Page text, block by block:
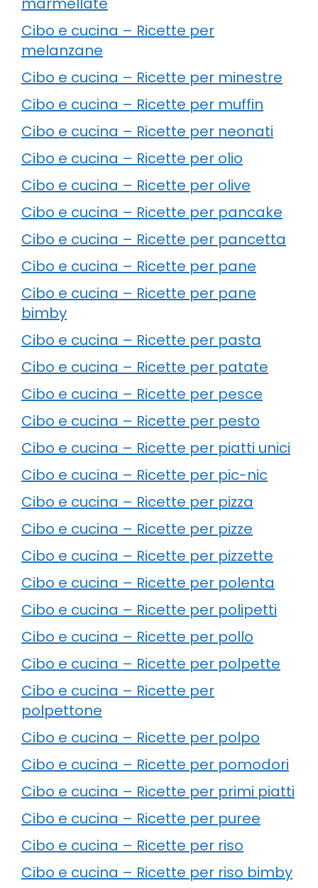
Cibo e cucina – Ricette per
melanzane
Cibo e cucina – Ricette per minestre
Cibo e cucina – Ricette per muffin
Cibo e cucina – Ricette per neonati
Cibo e cucina – Ricette per olio
Cibo e cucina – Ricette per olive
Cibo e cucina – Ricette per pancake
Cibo e cucina – Ricette per pancetta
Cibo e cucina – Ricette per pane
Cibo e cucina – Ricette per pane
bimby
Cibo e cucina – Ricette per pasta
Cibo e cucina – Ricette per patate
Cibo e cucina – Ricette per pesce
Cibo e cucina – Ricette per pesto
Cibo e cucina – Ricette per piatti unici
Cibo e cucina – Ricette per pic-nic
Cibo e cucina – Ricette per pizza
Cibo e cucina – Ricette per pizze
Cibo e cucina – Ricette per pizzette
Cibo e cucina – Ricette per polenta
Cibo e cucina – Ricette per polipetti
Cibo e cucina – Ricette per pollo
Cibo e cucina – Ricette per polpette
Cibo e cucina – Ricette per
polpettone
Cibo e cucina – Ricette per polpo
Cibo e cucina – Ricette per pomodori
Cibo e cucina – Ricette per primi piatti
Cibo e cucina – Ricette per puree
Cibo e cucina – Ricette per riso
Cibo e cucina – Ricette per riso bimby